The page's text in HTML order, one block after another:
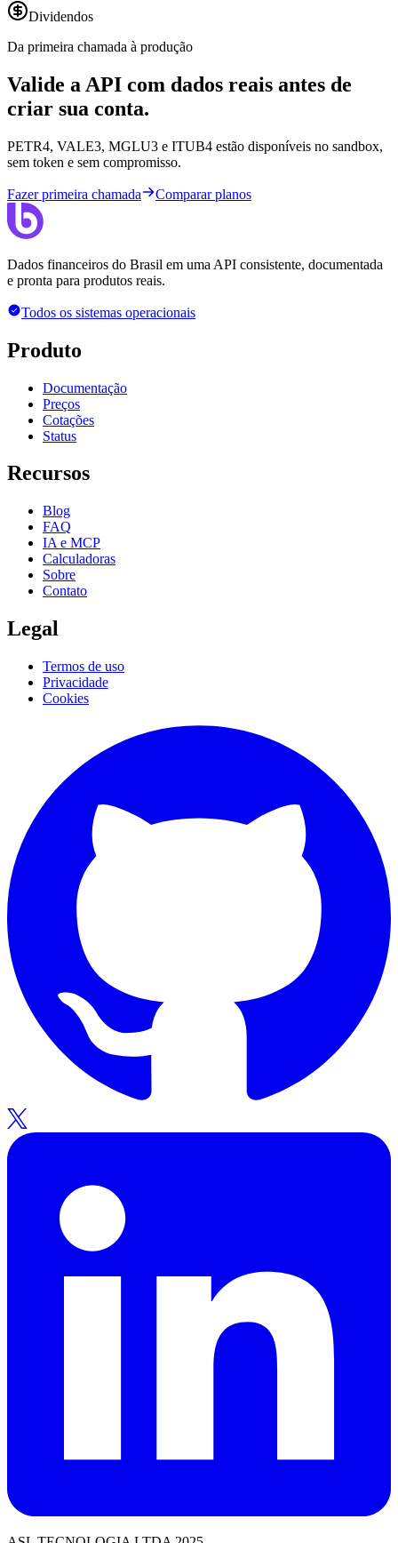
Dividendos
Da primeira chamada à produção
Valide a API com dados reais antes de
criar sua conta.
PETR4, VALE3, MGLU3 e ITUB4 estão disponíveis no sandbox,
sem token e sem compromisso.
Fazer primeira chamada Comparar planos
Dados financeiros do Brasil em uma API consistente, documentada
e pronta para produtos reais.
Todos os sistemas operacionais
Produto
Documentação
Preços
Cotações
Status
Recursos
Blog
FAQ
IA e MCP
Calculadoras
Sobre
Contato
Legal
Termos de uso
Privacidade
Cookies